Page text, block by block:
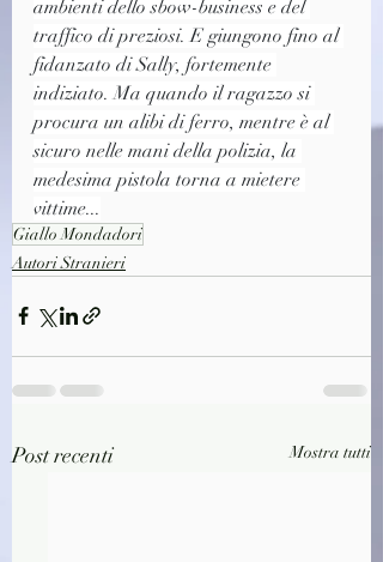
ambienti dello sbow-business e del
traffico di preziosi. E giungono fino al
fidanzato di Sally, fortemente
indiziato. Ma quando il ragazzo si
procura un alibi di ferro, mentre è al
sicuro nelle mani della polizia, la
medesima pistola torna a mietere
vittime...
Giallo Mondadori
Autori Stranieri
Post recenti Mostra tutti